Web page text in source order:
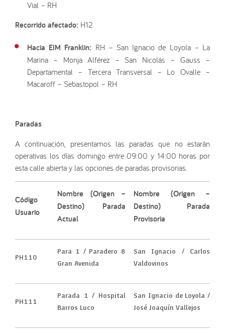
Vial – RH
Recorrido afectado: H12
Hacia EIM Franklin: RH – San Ignacio de Loyola – La
Marina – Monja Alférez – San Nicolás – Gauss –
Departamental – Tercera Transversal – Lo Ovalle –
Macaroff – Sebastopol – RH
Paradas
A continuación, presentamos las paradas que no estarán
operativas los días domingo entre 09:00 y 14:00 horas por
esta calle abierta y las opciones de paradas provisorias.
Código
Usuario
Nombre (Origen –
Destino) Parada
Actual
Nombre (Origen –
Destino) Parada
Provisoria
PH110
Para 1 / Paradero 8
Gran Avenida
San Ignacio / Carlos
Valdovinos
PH111
Parada 1 / Hospital
Barros Luco
San Ignacio de Loyola /
José Joaquín Vallejos